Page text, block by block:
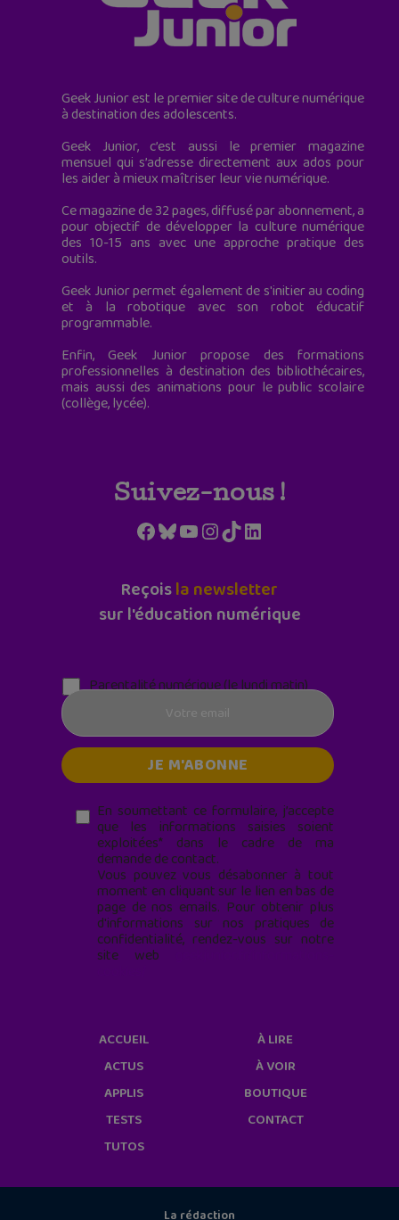
Geek Junior est le premier site de culture numérique
à destination des adolescents.
Geek Junior, c’est aussi le premier magazine
mensuel qui s’adresse directement aux ados pour
les aider à mieux maîtriser leur vie numérique.
Ce magazine de 32 pages, diffusé par abonnement, a
pour objectif de développer la culture numérique
des 10-15 ans avec une approche pratique des
outils.
Geek Junior permet également de s'initier au coding
et à la robotique avec son robot éducatif
programmable.
Enfin, Geek Junior propose des formations
professionnelles à destination des bibliothécaires,
mais aussi des animations pour le public scolaire
(collège, lycée).
Suivez-nous !
Facebook
Bluesky
YouTube
Instagram
TikTokLinkedIn
Reçoisla newsletter
sur l'éducation numérique
Parentalité numérique (le lundi matin)
En soumettant ce formulaire, j’accepte
que les informations saisies soient
exploitées* dans le cadre de ma
demande de contact.
Vous pouvez vous désabonner à tout
moment en cliquant sur le lien en bas de
page de nos emails. Pour obtenir plus
d'informations sur nos pratiques de
confidentialité, rendez-vous sur notre
site web
ACCUEIL
ACTUS
APPLIS
TESTS
TUTOS
À LIRE
À VOIR
BOUTIQUE
CONTACT
La rédaction